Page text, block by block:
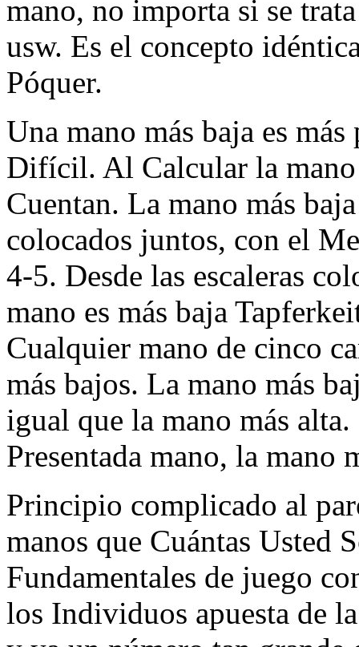
mano, no importa si se
usw. Es el concepto
Póquer.
Una mano más baja es
Difícil. Al Calcular la mano
Cuentan. La mano más
colocados juntos, con el
4-5. Desde las escaleras
mano es más baja
Cualquier mano de cinco
más bajos. La mano más
igual que la mano más
Presentada mano, la mano
Principio complicado al
manos que Cuántas Usted
Fundamentales de juego
los Individuos apuesta de